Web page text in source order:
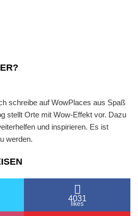
schreibe auf WowPlaces aus Spaß
stellt Orte mit Wow-Effekt vor. Dazu
und inspirieren. Es ist
werden.
4031
likes